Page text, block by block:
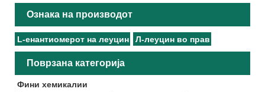
Ознака на производот
L-енантиомерот на леуцин Л-леуцин во прав
Поврзана категорија
Фини хемикалии